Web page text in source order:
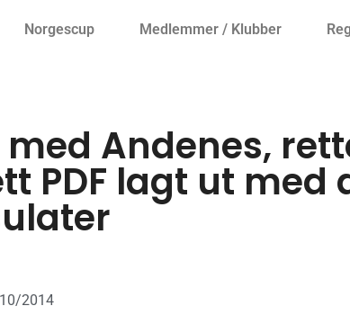
Norgescup Medlemmer / Klubber
Andenes,
PDF lagt ut med
2014